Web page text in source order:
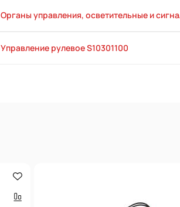
Органы управления, осветительные и
Управление рулевое S10301100